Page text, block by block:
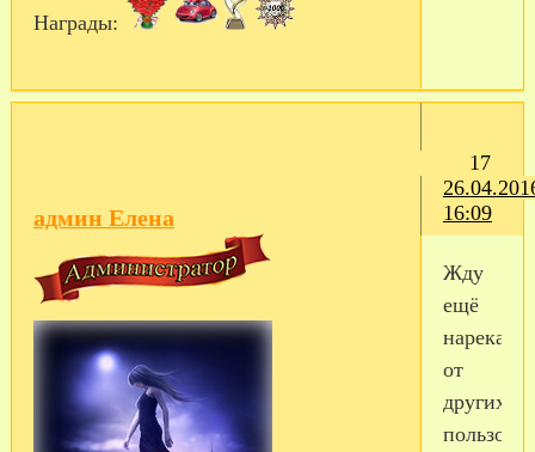
Награды:
17
16:09
админ Елена
Жду
ещё
от
других